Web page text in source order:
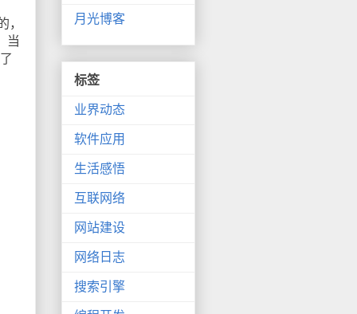
，
当
月光博客
标签
业界动态
软件应用
生活感悟
互联网络
网站建设
网络日志
搜索引擎